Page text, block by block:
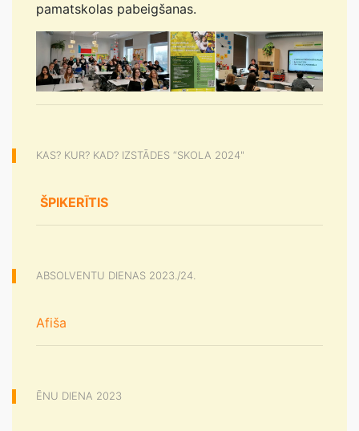
pamatskolas pabeigšanas.
KAS? KUR? KAD? IZSTĀDES “SKOLA 2024"
ŠPIKERĪTIS
ABSOLVENTU DIENAS 2023./24.
Afiša
ĒNU DIENA 2023